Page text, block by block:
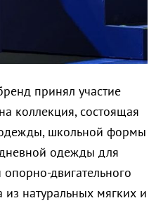
принял участие
коллекция, состоящая
школьной формы
одежды для
двигательного
из натуральных мягких и